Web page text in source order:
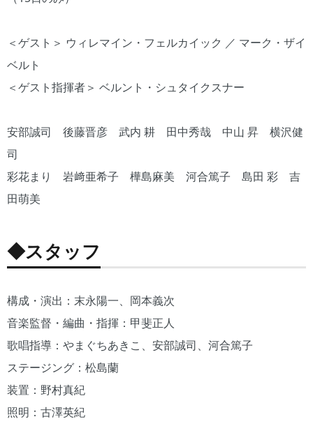
＜ゲスト＞ ウィレマイン・フェルカイック ／ マーク・ザイ
ベルト
＜ゲスト指揮者＞ ベルント・シュタイクスナー
安部誠司 後藤晋彦 武内 耕 田中秀哉 中山 昇 横沢健
司
彩花まり 岩﨑亜希子 樺島麻美 河合篤子 島田 彩 吉
田萌美
◆スタッフ
構成・演出：末永陽一、岡本義次
音楽監督・編曲・指揮：甲斐正人
歌唱指導：やまぐちあきこ、安部誠司、河合篤子
ステージング：松島蘭
装置：野村真紀
照明：古澤英紀